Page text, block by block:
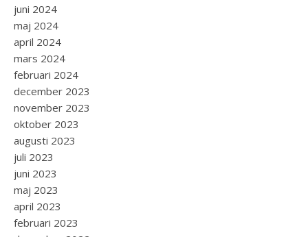
juni 2024
maj 2024
april 2024
mars 2024
februari 2024
december 2023
november 2023
oktober 2023
augusti 2023
juli 2023
juni 2023
maj 2023
april 2023
februari 2023